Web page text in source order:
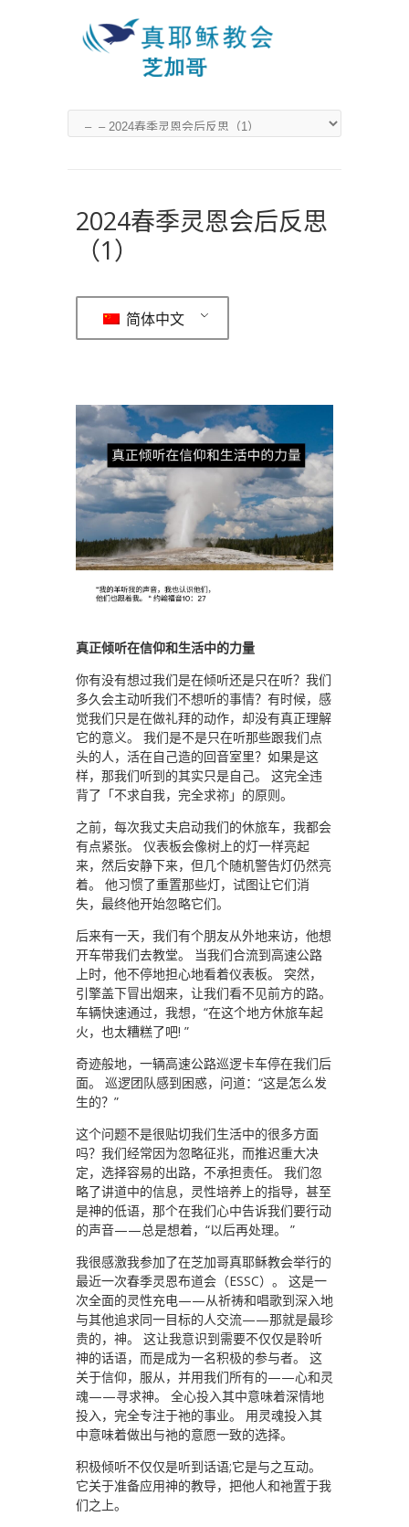
2024春季灵恩会后反思
（1）
简体中文
真正倾听在信仰和生活中的力量
你有没有想过我们是在倾听还是只在听？我们
多久会主动听我们不想听的事情？有时候，感
觉我们只是在做礼拜的动作，却没有真正理解
它的意义。 我们是不是只在听那些跟我们点
头的人，活在自己造的回音室里？如果是这
样，那我们听到的其实只是自己。 这完全违
背了「不求自我，完全求祢」的原则。
之前，每次我丈夫启动我们的休旅车，我都会
有点紧张。 仪表板会像树上的灯一样亮起
来，然后安静下来，但几个随机警告灯仍然亮
着。 他习惯了重置那些灯，试图让它们消
失，最终他开始忽略它们。
后来有一天，我们有个朋友从外地来访，他想
开车带我们去教堂。 当我们合流到高速公路
上时，他不停地担心地看着仪表板。 突然，
引擎盖下冒出烟来，让我们看不见前方的路。
车辆快速通过，我想，“在这个地方休旅车起
火，也太糟糕了吧! ”
奇迹般地，一辆高速公路巡逻卡车停在我们后
面。 巡逻团队感到困惑，问道：“这是怎么发
生的？”
这个问题不是很贴切我们生活中的很多方面
吗？我们经常因为忽略征兆，而推迟重大决
定，选择容易的出路，不承担责任。 我们忽
略了讲道中的信息，灵性培养上的指导，甚至
是神的低语，那个在我们心中告诉我们要行动
的声音——总是想着，“以后再处理。 ”
我很感激我参加了在芝加哥真耶稣教会举行的
最近一次春季灵恩布道会（ESSC）。 这是一
次全面的灵性充电——从祈祷和唱歌到深入地
与其他追求同一目标的人交流——那就是最珍
贵的，神。 这让我意识到需要不仅仅是聆听
神的话语，而是成为一名积极的参与者。 这
关于信仰，服从，并用我们所有的——心和灵
魂——寻求神。 全心投入其中意味着深情地
投入，完全专注于祂的事业。 用灵魂投入其
中意味着做出与祂的意愿一致的选择。
积极倾听不仅仅是听到话语;它是与之互动。
它关于准备应用神的教导，把他人和祂置于我
们之上。